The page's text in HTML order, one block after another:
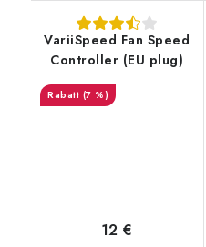
VariiSpeed Fan Speed
Controller (EU plug)
(7 %)
12 €